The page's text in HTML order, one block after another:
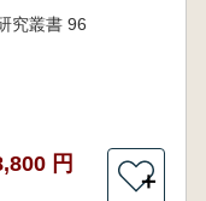
究叢書 96
円
＋